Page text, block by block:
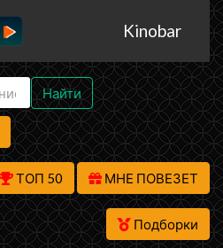
Kinobar
Найти
ТОП 50 МНЕ ПОВЕЗЕТ
Подборки